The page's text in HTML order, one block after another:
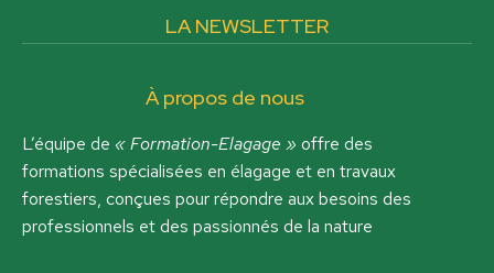
LA NEWSLETTER
À propos de nous
L’équipe de « Formation-Elagage » offre des
formations spécialisées en élagage et en travaux
forestiers, conçues pour répondre aux besoins des
professionnels et des passionnés de la nature